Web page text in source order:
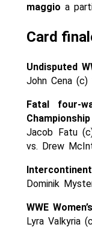
maggio a
Card
Undisputed
John Cena (c)
Fatal four-
Championship
Jacob Fatu
vs. Drew
Dominik
WWE
Lyra Valkyria